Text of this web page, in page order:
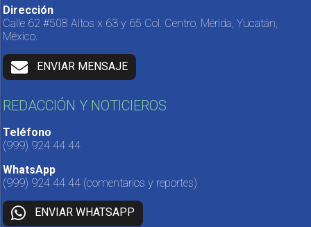
Dirección
Calle 62 #508 Altos x 63 y 65 Col. Centro, Mérida, Yucatán,
México.
ENVIAR MENSAJE
REDACCIÓN Y NOTICIEROS
Teléfono
(999) 924 44 44
WhatsApp
(999) 924 44 44 (comentarios y reportes)
ENVIAR WHATSAPP